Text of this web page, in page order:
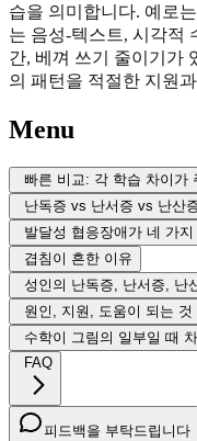
습을 의미합니다. 예로
는 음성-텍스트, 시각적
간, 베껴 쓰기 줄이기가
의 패턴을 적절한 지원
Menu
빠른 비교: 각 학습 차이가
난독증 vs 난서증 vs 난산
발달성 협응장애가 네 가
겹침이 흔한 이유
성인의 난독증, 난서증, 난
원인, 지원, 도움이 되는 것
수학이 그림의 일부일 때
FAQ
피드백을 부탁드립니다